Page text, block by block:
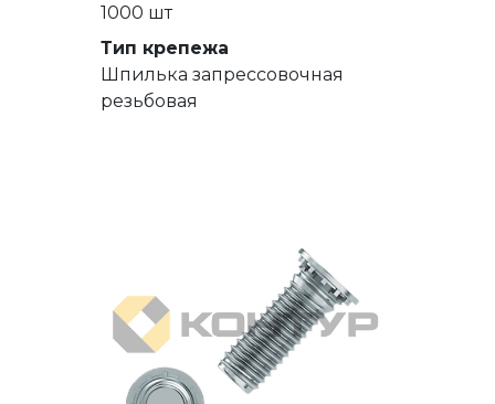
1000 шт
Тип крепежа
Шпилька запрессовочная
резьбовая